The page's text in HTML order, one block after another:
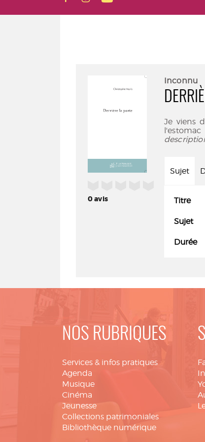
0avis
Inconnu
Je viens
Sujet
Titre
Sujet
Durée
NOS RUBRIQUES
Services & infos pratiques
Agenda
Musique
Cinéma
Jeunesse
Collections patrimoniales
Bibliothèque numérique